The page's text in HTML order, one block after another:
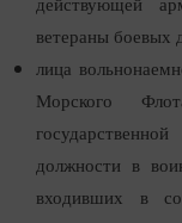
действующей
ветераны боевых
лица
Морского
должности в
входивших в